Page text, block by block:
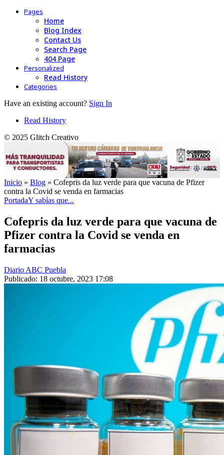
Pages
Home
Blog Index
Contact Us
Search Page
404 Page
Personalized
Read History
Categories
Have an existing account? Sign In
Read History
© 2025 Glitch Creativo
Inicio » Blog » Cofepris da luz verde para que vacuna de Pfizer
contra la Covid se venda en farmacias
PortadaY sabías que...
Cofepris da luz verde para que vacuna de
Pfizer contra la Covid se venda en
farmacias
Diario ABC Puebla
Publicado: 18 octubre, 2023 17:08